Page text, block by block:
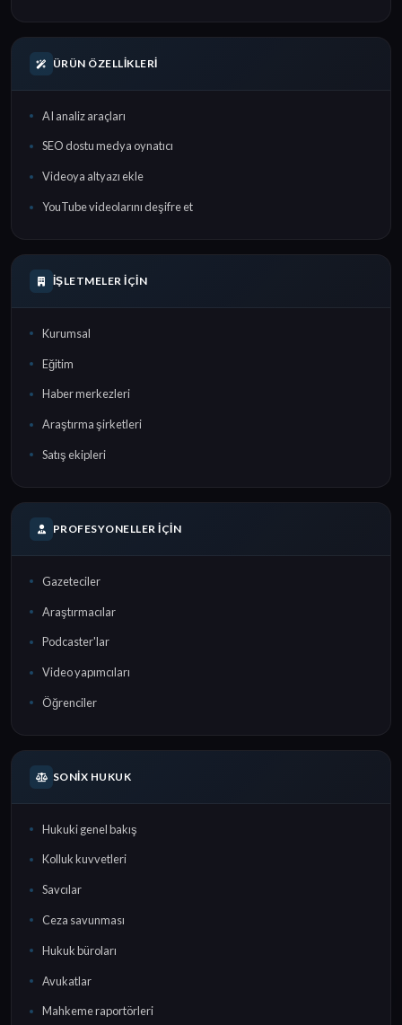
ÜRÜN ÖZELLIKLERI
AI analiz araçları
SEO dostu medya oynatıcı
Videoya altyazı ekle
YouTube videolarını deşifre et
İŞLETMELER İÇIN
Kurumsal
Eğitim
Haber merkezleri
Araştırma şirketleri
Satış ekipleri
PROFESYONELLER İÇIN
Gazeteciler
Araştırmacılar
Podcaster'lar
Video yapımcıları
Öğrenciler
SONIX HUKUK
Hukuki genel bakış
Kolluk kuvvetleri
Savcılar
Ceza savunması
Hukuk büroları
Avukatlar
Mahkeme raportörleri